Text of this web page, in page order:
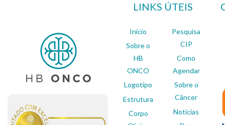
LINKS ÚTEIS
Início
Sobre o
HB
ONCO
Logotipo
Estrutura
Corpo
Pesquisa
CIP
Como
Agendar
Sobre o
Câncer
Notícias